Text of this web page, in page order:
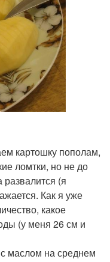
картошку пополам,
ломтки, но не до
развалится (я
Как я уже
какое
(у меня 26 см и
маслом на среднем